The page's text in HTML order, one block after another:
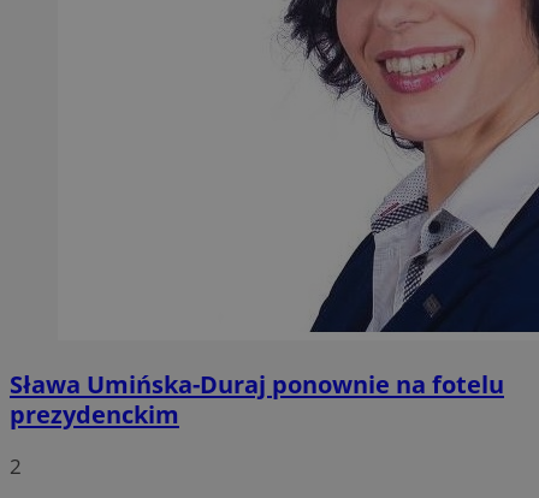
Sława Umińska-Duraj ponownie na fotelu
prezydenckim
2